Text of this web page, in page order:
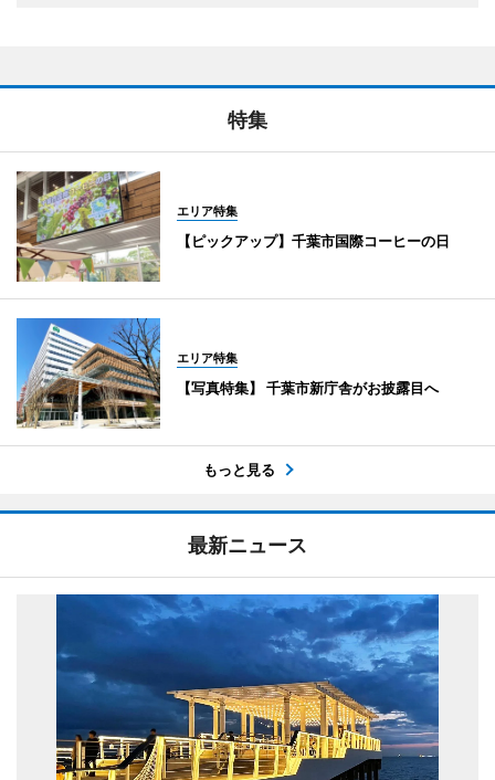
特集
エリア特集
【ピックアップ】千葉市国際コーヒーの日
エリア特集
【写真特集】 千葉市新庁舎がお披露目へ
もっと見る
最新ニュース